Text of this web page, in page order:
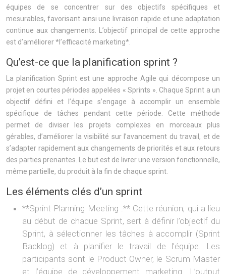
équipes de se concentrer sur des objectifs spécifiques et
mesurables, favorisant ainsi une livraison rapide et une adaptation
continue aux changements. L’objectif principal de cette approche
est d’améliorer *l’efficacité marketing*.
Qu’est-ce que la planification sprint ?
La planification Sprint est une approche Agile qui décompose un
projet en courtes périodes appelées « Sprints ». Chaque Sprint a un
objectif défini et l’équipe s’engage à accomplir un ensemble
spécifique de tâches pendant cette période. Cette méthode
permet de diviser les projets complexes en morceaux plus
gérables, d’améliorer la visibilité sur l’avancement du travail, et de
s’adapter rapidement aux changements de priorités et aux retours
des parties prenantes. Le but est de livrer une version fonctionnelle,
même partielle, du produit à la fin de chaque sprint.
Les éléments clés d’un sprint
**Sprint Planning Meeting :** Cette réunion, qui a lieu
au début de chaque Sprint, sert à définir l’objectif du
Sprint, à sélectionner les tâches à accomplir (Sprint
Backlog) et à planifier le travail de l’équipe. Les
participants sont le Product Owner, le Scrum Master
et l’équipe de développement marketing. L’output